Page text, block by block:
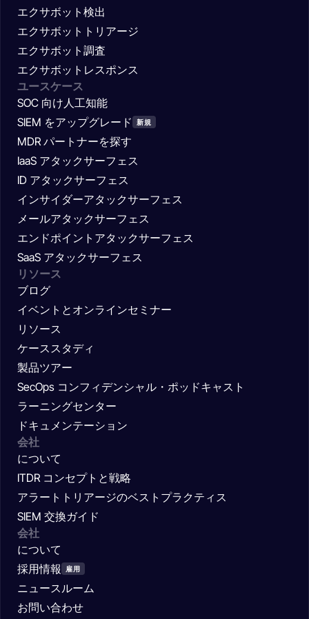
エクサボット検出
エクサボットトリアージ
エクサボット調査
エクサボットレスポンス
ユースケース
SOC 向け人工知能
SIEM をアップグレード
新規
MDR パートナーを探す
IaaS アタックサーフェス
ID アタックサーフェス
インサイダーアタックサーフェス
メールアタックサーフェス
エンドポイントアタックサーフェス
SaaS アタックサーフェス
リソース
ブログ
イベントとオンラインセミナー
リソース
ケーススタディ
製品ツアー
SecOps コンフィデンシャル・ポッドキャスト
ラーニングセンター
ドキュメンテーション
会社
について
ITDR コンセプトと戦略
アラートトリアージのベストプラクティス
SIEM 交換ガイド
会社
について
採用情報
雇用
ニュースルーム
お問い合わせ